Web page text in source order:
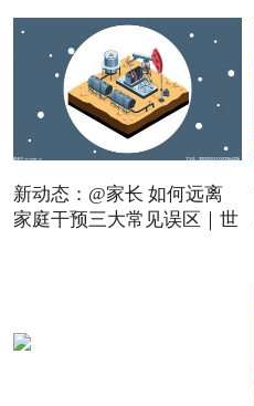
新动态：@家长 如何远离
家庭干预三大常见误区｜世